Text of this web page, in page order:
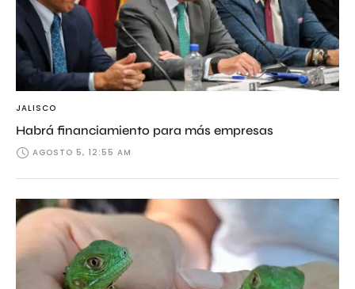
JALISCO
Habrá financiamiento para más empresas
AGOSTO 5, 12:55 AM